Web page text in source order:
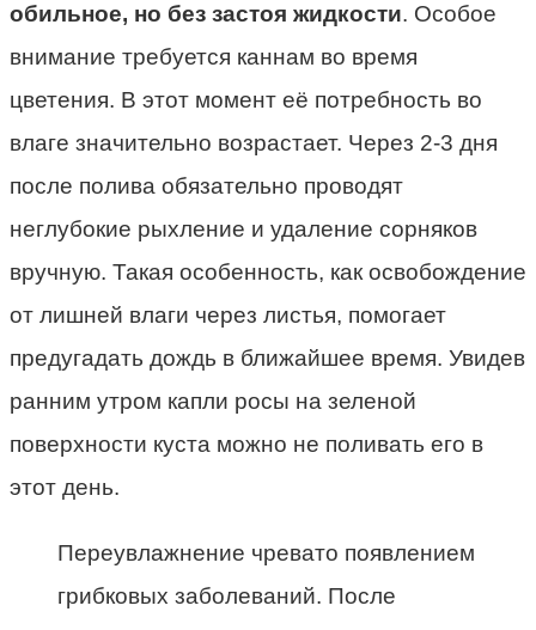
обильное, но без застоя жидкости. Особое
внимание требуется каннам во время
цветения. В этот момент её потребность во
влаге значительно возрастает. Через 2-3 дня
после полива обязательно проводят
неглубокие рыхление и удаление сорняков
вручную. Такая особенность, как освобождение
от лишней влаги через листья, помогает
предугадать дождь в ближайшее время. Увидев
ранним утром капли росы на зеленой
поверхности куста можно не поливать его в
этот день.
Переувлажнение чревато появлением
грибковых заболеваний. После